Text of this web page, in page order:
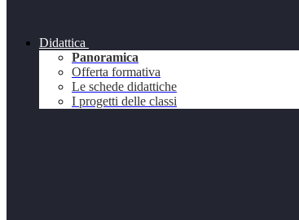
Didattica
Panoramica
Offerta formativa
Le schede didattiche
I progetti delle classi